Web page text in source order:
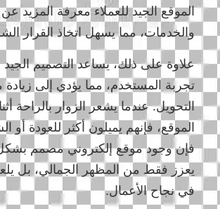
الموقع الجيد للعملاء معرفة المزيد
والخدمات، مما يسهل اتخاذ القرار
علاوة على ذلك، يساعد التصميم
تجربة المستخدم، مما يؤدي إلى زيادة
التحويل. عندما يشعر الزوار بالراحة
الموقع، فإنهم يميلون أكثر للعودة أو
فإن وجود موقع إلكتروني مصمم
يعزز فقط من المظهر الجمالي، بل
في نجاح الأعمال.